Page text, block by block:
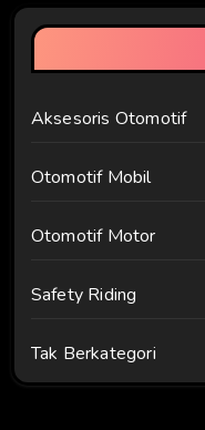
Aksesoris Otomotif
Otomotif Mobil
Otomotif Motor
Safety Riding
Tak Berkategori